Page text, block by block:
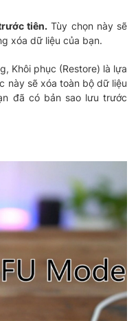
tiên. Tùy chọn này sẽ
xóa dữ liệu của bạn.
Khôi phục (Restore) là lựa
này sẽ xóa toàn bộ dữ liệu
đã có bản sao lưu trước